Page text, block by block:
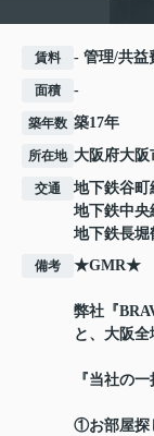
賃料 - 管理/共益
面積 -
築年数 築17年
所在地 大阪府大阪
交通 地下鉄谷町
地下鉄中央
地下鉄長堀
備考 ★GMR★
弊社『
と、大阪
『当社の
①お部屋探